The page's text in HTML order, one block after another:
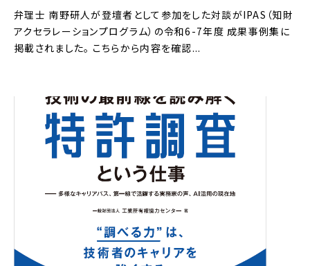
弁理士 南野研人が登壇者として参加をした対談がIPAS（知財
アクセラレーションプログラム）の令和6-7年度 成果事例集に
掲載されました。 こちらから内容を確認...